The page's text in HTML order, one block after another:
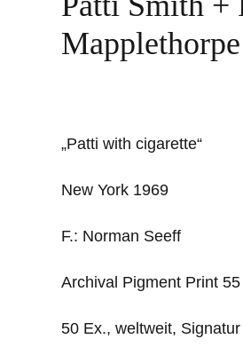
Mapplethorpe
„Patti with cigarette“
New York 1969
F.: Norman Seeff
Archival Pigment Print
50 Ex., weltweit,